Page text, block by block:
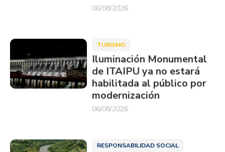
06/08/2026
TURISMO
Iluminación Monumental
de ITAIPU ya no estará
habilitada al público por
modernización
06/08/2026
RESPONSABILIDAD SOCIAL